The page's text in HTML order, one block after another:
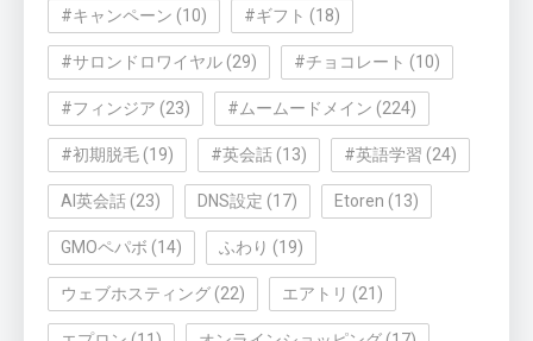
#キャンペーン (10) #ギフト (18)
#サロンドロワイヤル (29) #チョコレート (10)
#フィンジア (23) #ムームードメイン (224)
#初期脱毛 (19) #英会話 (13) #英語学習 (24)
AI英会話 (23) DNS設定 (17) Etoren (13)
GMOペパボ (14) ふわり (19)
ウェブホスティング (22) エアトリ (21)